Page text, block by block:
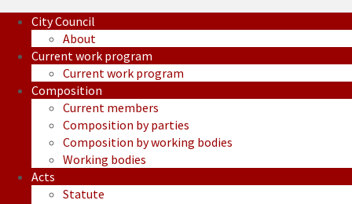
City Council
About
Current work program
Current work program
Composition
Current members
Composition by parties
Composition by working bodies
Working bodies
Acts
Statute